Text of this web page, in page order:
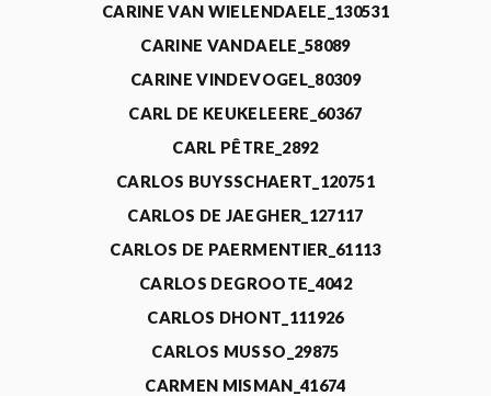
CARINE VAN WIELENDAELE_130531
CARINE VANDAELE_58089
CARINE VINDEVOGEL_80309
CARL DE KEUKELEERE_60367
CARL PÊTRE_2892
CARLOS BUYSSCHAERT_120751
CARLOS DE JAEGHER_127117
CARLOS DE PAERMENTIER_61113
CARLOS DEGROOTE_4042
CARLOS DHONT_111926
CARLOS MUSSO_29875
CARMEN MISMAN_41674